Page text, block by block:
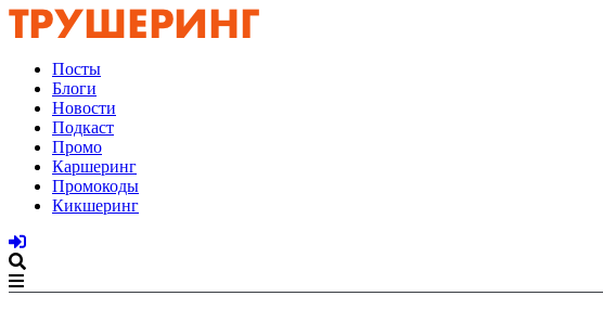
Посты
Блоги
Новости
Подкаст
Промо
Каршеринг
Промокоды
Кикшеринг